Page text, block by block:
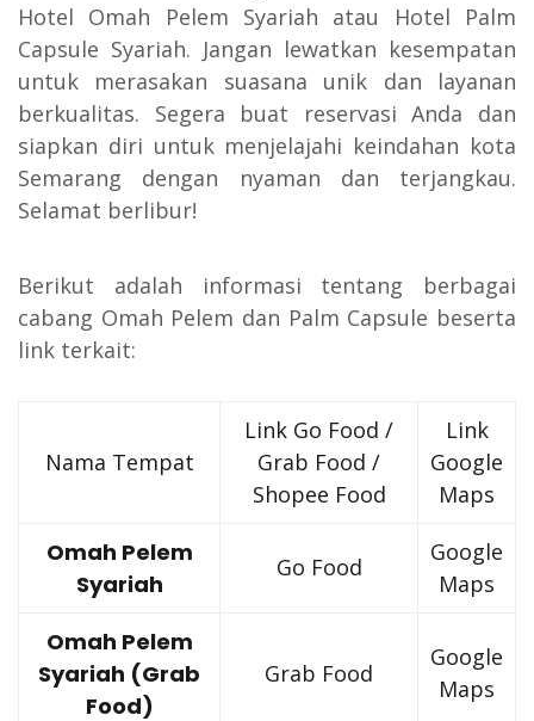
Hotel Omah Pelem Syariah atau Hotel Palm
Capsule Syariah. Jangan lewatkan kesempatan
untuk merasakan suasana unik dan layanan
berkualitas. Segera buat reservasi Anda dan
siapkan diri untuk menjelajahi keindahan kota
Semarang dengan nyaman dan terjangkau.
Selamat berlibur!
Berikut adalah informasi tentang berbagai
cabang Omah Pelem dan Palm Capsule beserta
link terkait:
Nama Tempat
Link Go Food /
Grab Food /
Shopee Food
Link
Google
Maps
Omah Pelem
Syariah
Go Food
Google
Maps
Omah Pelem
Syariah (Grab
Food)
Grab Food
Google
Maps